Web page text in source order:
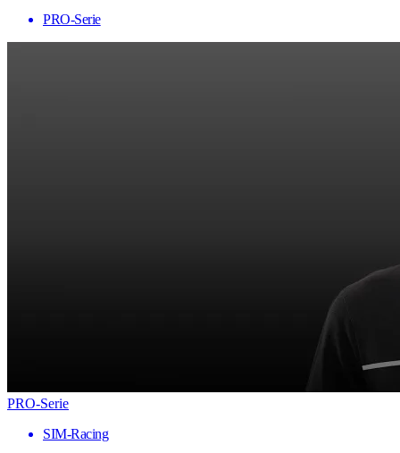
PRO-Serie
PRO-Serie
SIM-Racing